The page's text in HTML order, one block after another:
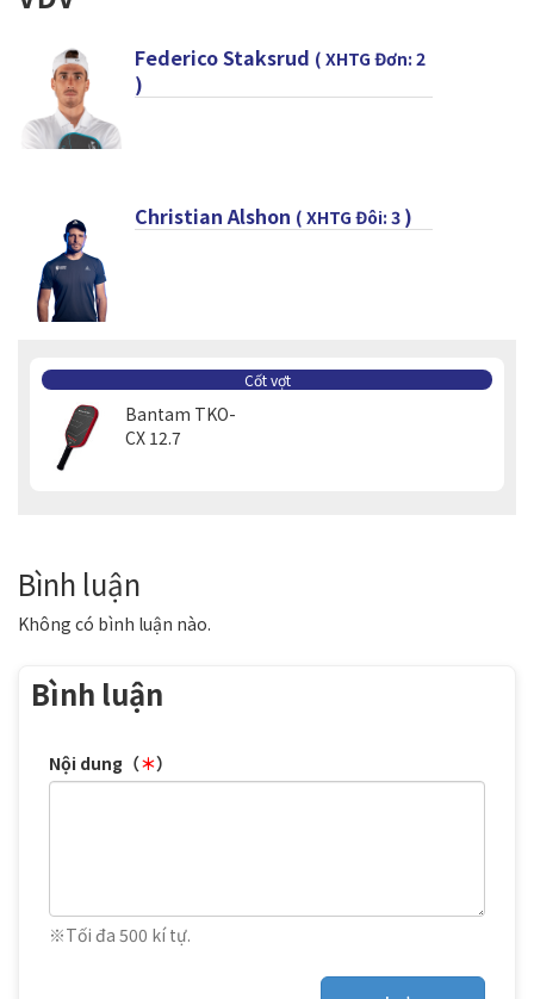
Federico Staksrud ( XHTG Đơn: 2
)
Christian Alshon ( XHTG Đôi: 3 )
Cốt vợt
Bantam TKO-
CX 12.7
Bình luận
Không có bình luận nào.
Bình luận
Nội dung（＊）
※Tối đa 500 kí tự.